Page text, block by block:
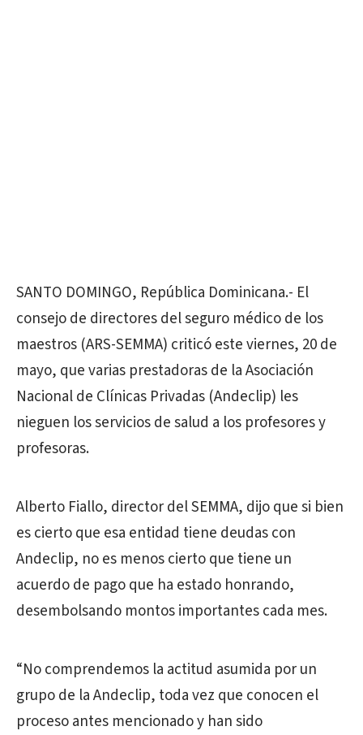
SANTO DOMINGO, República Dominicana.- El
consejo de directores del seguro médico de los
maestros (ARS-SEMMA) criticó este viernes, 20 de
mayo, que varias prestadoras de la Asociación
Nacional de Clínicas Privadas (Andeclip) les
nieguen los servicios de salud a los profesores y
profesoras.
Alberto Fiallo, director del SEMMA, dijo que si bien
es cierto que esa entidad tiene deudas con
Andeclip, no es menos cierto que tiene un
acuerdo de pago que ha estado honrando,
desembolsando montos importantes cada mes.
“No comprendemos la actitud asumida por un
grupo de la Andeclip, toda vez que conocen el
proceso antes mencionado y han sido